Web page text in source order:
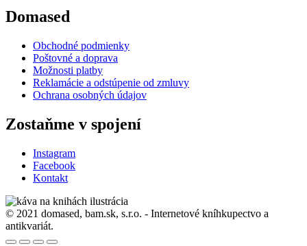
Domased
Obchodné podmienky
Poštovné a doprava
Možnosti platby
Reklamácie a odstúpenie od zmluvy
Ochrana osobných údajov
Zostaňme v spojení
Instagram
Facebook
Kontakt
© 2021 domased, bam.sk, s.r.o. - Internetové kníhkupectvo a
antikvariát.